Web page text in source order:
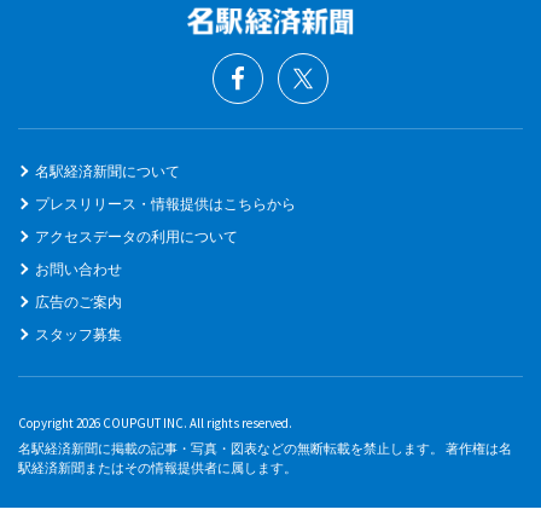
名駅経済新聞について
プレスリリース・情報提供はこちらから
アクセスデータの利用について
お問い合わせ
広告のご案内
スタッフ募集
Copyright 2026 COUPGUT INC. All rights reserved.
名駅経済新聞に掲載の記事・写真・図表などの無断転載を禁止します。 著作権は名
駅経済新聞またはその情報提供者に属します。